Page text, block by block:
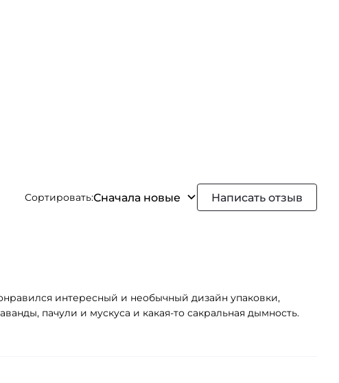
Сортировать:Сначала новые Написать отзыв
интересный и необычный дизайн упаковки,
пачули и мускуса и какая-то сакральная дымность.